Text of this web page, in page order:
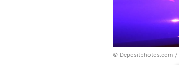
© Depositphotos.com /